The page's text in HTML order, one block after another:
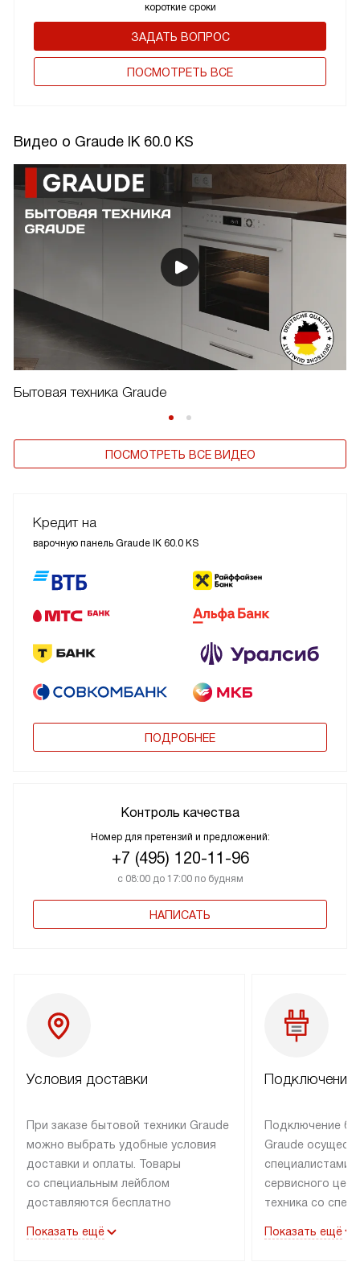
короткие сроки
ЗАДАТЬ ВОПРОС
ПОCМОТРЕТЬ ВСЕ
Видео о Graude IK 60.0 KS
Бытовая техника Graude
ПОСМОТРЕТЬ ВСЕ ВИДЕО
Кредит на
варочную панель Graude IK 60.0 KS
ПОДРОБНЕЕ
Контроль качества
Номер для претензий и предложений:
+7 (495) 120-11-96
с 08:00 до 17:00 по будням
НАПИСАТЬ
Условия доставки
При заказе бытовой техники Graude
можно выбрать удобные условия
доставки и оплаты. Товары
со специальным лейблом
доставляются бесплатно
до подъезда, а выезд за МКАД
Показать ещё
Подключение
Подключение
Graude
специалистами
сервисного
техника со
наличии
Показать ещё